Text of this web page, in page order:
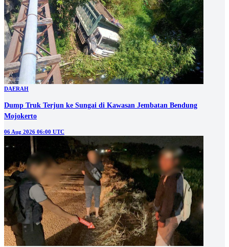
DAERAH
Dump Truk Terjun ke Sungai di Kawasan Jembatan Bendung
Mojokerto
06 Aug 2026 06:00 UTC